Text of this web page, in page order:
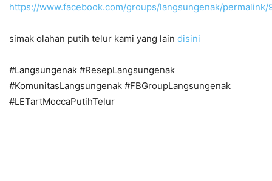
https://www.facebook.com/groups/langsungenak/
simak olahan putih telur kami yang lain disini
#Langsungenak #ResepLangsungenak
#KomunitasLangsungenak #FBGroupLangsungenak
#LETartMoccaPutihTelur